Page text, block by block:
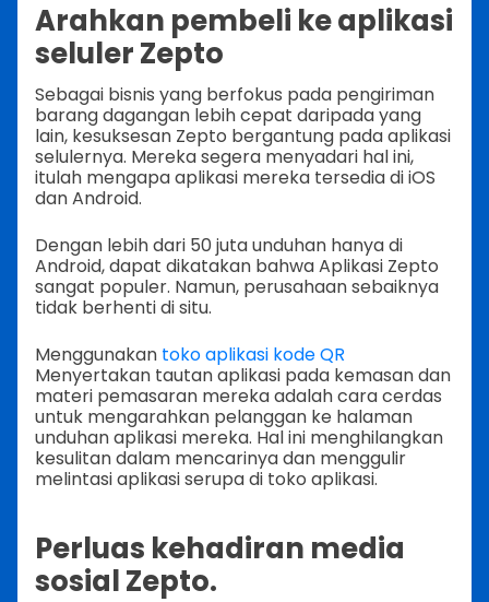
Arahkan pembeli ke aplikasi
seluler Zepto
Sebagai bisnis yang berfokus pada pengiriman
barang dagangan lebih cepat daripada yang
lain, kesuksesan Zepto bergantung pada aplikasi
selulernya. Mereka segera menyadari hal ini,
itulah mengapa aplikasi mereka tersedia di iOS
dan Android.
Dengan lebih dari 50 juta unduhan hanya di
Android, dapat dikatakan bahwa Aplikasi Zepto
sangat populer. Namun, perusahaan sebaiknya
tidak berhenti di situ.
Menggunakan toko aplikasi kode QR
Menyertakan tautan aplikasi pada kemasan dan
materi pemasaran mereka adalah cara cerdas
untuk mengarahkan pelanggan ke halaman
unduhan aplikasi mereka. Hal ini menghilangkan
kesulitan dalam mencarinya dan menggulir
melintasi aplikasi serupa di toko aplikasi.
Perluas kehadiran media
sosial Zepto.